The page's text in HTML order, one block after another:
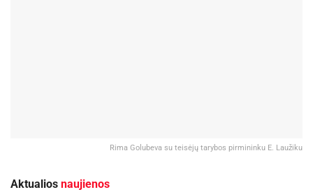
Rima Golubeva su teisėjų tarybos pirmininku E. Laužiku
Aktualios naujienos